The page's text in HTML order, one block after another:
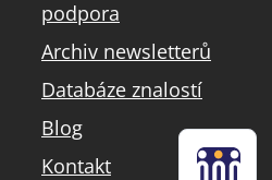
podpora
Archiv newsletterů
Databáze znalostí
Blog
Kontakt